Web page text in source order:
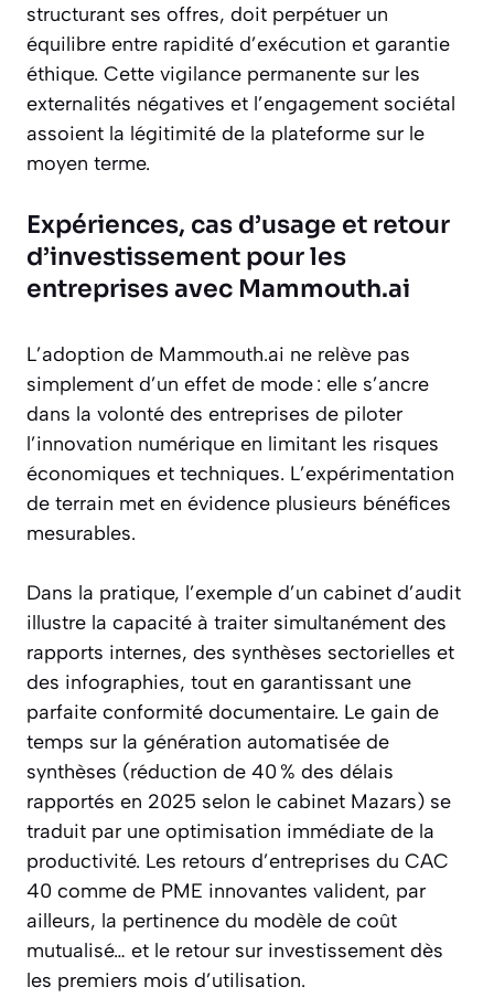
structurant ses offres, doit perpétuer un
équilibre entre rapidité d’exécution et garantie
éthique. Cette vigilance permanente sur les
externalités négatives et l’engagement sociétal
assoient la légitimité de la plateforme sur le
moyen terme.
Expériences, cas d’usage et retour
d’investissement pour les
entreprises avec Mammouth.ai
L’adoption de Mammouth.ai ne relève pas
simplement d’un effet de mode : elle s’ancre
dans la volonté des entreprises de piloter
l’innovation numérique en limitant les risques
économiques et techniques. L’expérimentation
de terrain met en évidence plusieurs bénéfices
mesurables.
Dans la pratique, l’exemple d’un cabinet d’audit
illustre la capacité à traiter simultanément des
rapports internes, des synthèses sectorielles et
des infographies, tout en garantissant une
parfaite conformité documentaire. Le gain de
temps sur la génération automatisée de
synthèses (réduction de 40 % des délais
rapportés en 2025 selon le cabinet Mazars) se
traduit par une optimisation immédiate de la
productivité. Les retours d’entreprises du CAC
40 comme de PME innovantes valident, par
ailleurs, la pertinence du modèle de coût
mutualisé… et le retour sur investissement dès
les premiers mois d’utilisation.